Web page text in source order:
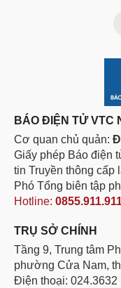
BÁO ĐIỆN TỬ VTC
Cơ quan chủ quản:
Giấy phép Báo điện
tin Truyền thông cấp
Phó Tổng biên tập
Hotline:
TRỤ SỞ CHÍNH
Tầng 9, Trung tâm
phường Cửa Nam,
Điện thoại: 024.3632